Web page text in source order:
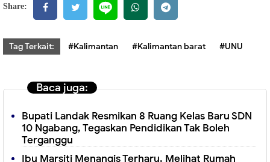
Share:
Tag Terkait: #Kalimantan #Kalimantan barat #UNU
Baca juga:
Bupati Landak Resmikan 8 Ruang Kelas Baru SDN
10 Ngabang, Tegaskan Pendidikan Tak Boleh
Terganggu
Ibu Marsiti Menangis Terharu, Melihat Rumah